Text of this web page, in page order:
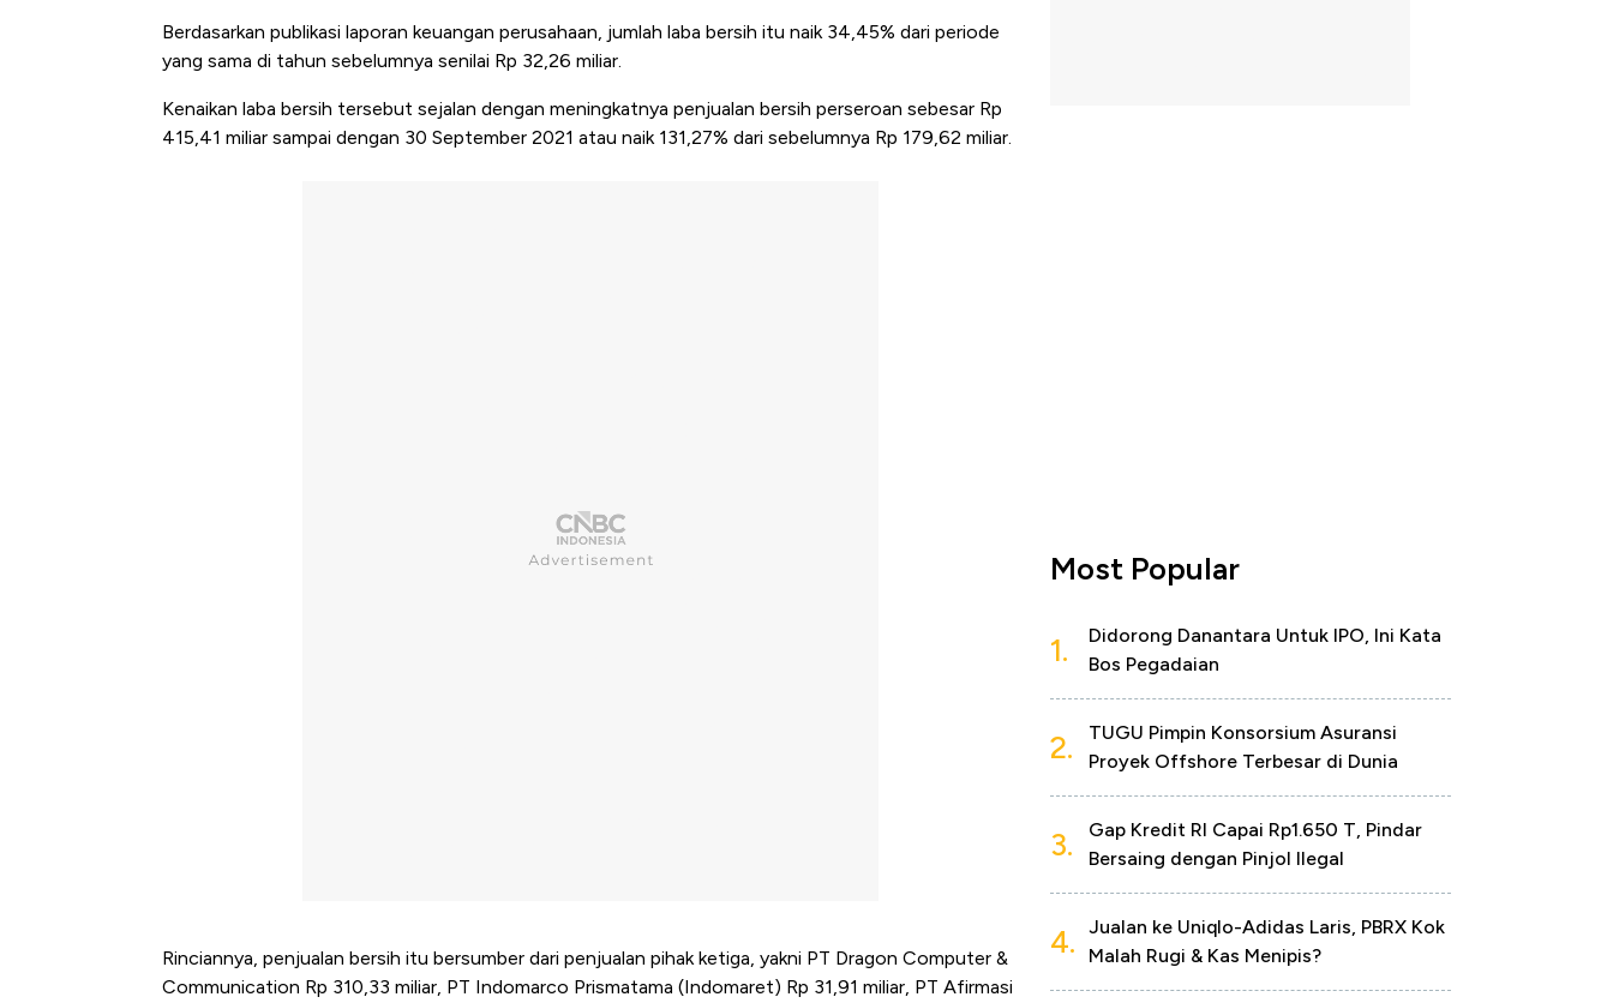
Berdasarkan publikasi laporan keuangan perusahaan, jumlah laba bersih itu naik 34,45% dari periode
yang sama di tahun sebelumnya senilai Rp 32,26 miliar.
Kenaikan laba bersih tersebut sejalan dengan meningkatnya penjualan bersih perseroan sebesar Rp
415,41 miliar sampai dengan 30 September 2021 atau naik 131,27% dari sebelumnya Rp 179,62 miliar.
Rinciannya, penjualan bersih itu bersumber dari penjualan pihak ketiga, yakni PT Dragon Computer &
Communication Rp 310,33 miliar, PT Indomarco Prismatama (Indomaret) Rp 31,91 miliar, PT Afirmasi
Most Popular
1.
Didorong Danantara Untuk IPO, Ini Kata
Bos Pegadaian
2.
TUGU Pimpin Konsorsium Asuransi
Proyek Offshore Terbesar di Dunia
3.
Gap Kredit RI Capai Rp1.650 T, Pindar
Bersaing dengan Pinjol Ilegal
4.
Jualan ke Uniqlo-Adidas Laris, PBRX Kok
Malah Rugi & Kas Menipis?